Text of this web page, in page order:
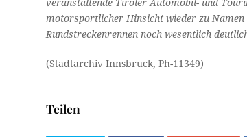
veranstaltende Tiroler Automobil- und
motorsportlicher Hinsicht wieder zu
Rundstreckenrennen noch wesentlich
(Stadtarchiv Innsbruck, Ph-11349)
Teilen